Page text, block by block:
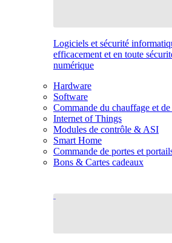
Logiciels et sécurité
efficacement et en toute
numérique
Hardware
Software
Commande du chauffage et
Internet of Things
Modules de contrôle & ASI
Smart Home
Commande de portes et
Bons & Cartes cadeaux